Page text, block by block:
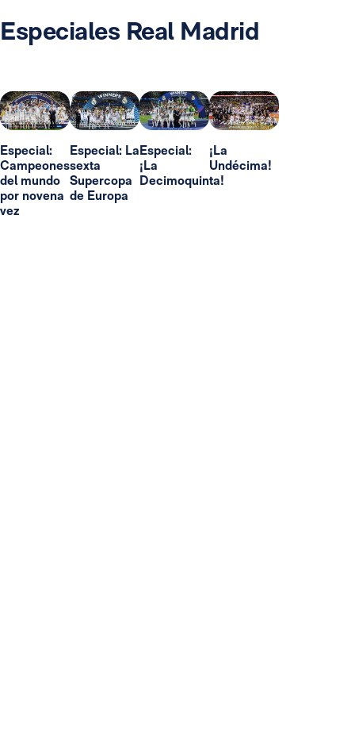
Especiales Real Madrid
Especial:
Campeones
del mundo
por novena
vez
Especial: La
sexta
Supercopa
de Europa
Especial:
¡La
Decimoquinta!
¡La
Undécima!